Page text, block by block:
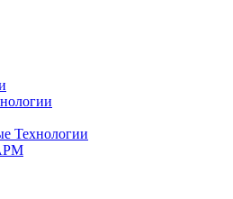
Технологии